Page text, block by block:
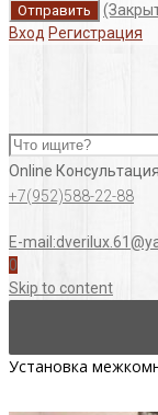
Вход Регистрация
Online Консультация
+7(952)588-22-88
E-
0
Skip to content
Установка